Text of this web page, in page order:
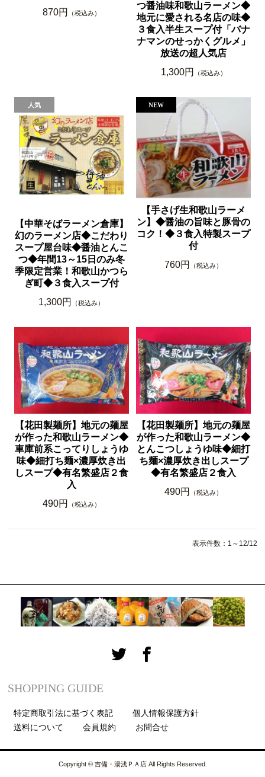
870円
（税込み）
つ醤油味和歌山ラーメン◆
地元に愛される名店の味◆
３食入半生スープ付「バナ
ナマンのせっかくグルメ」
放送の超人気店
1,300円
（税込み）
【中華そばラーメン倉庫】
幻のラーメン店◆こだわり
スープ屋台味◆醤油とんこ
つ◆年間13～15日のみ冬
季限定営業！和歌山かつら
ぎ町◆３食入スープ付
1,300円
（税込み）
【手さげ生和歌山ラーメ
ン】◆醤油の旨味と豚骨の
コク！◆３食入特製スープ
付
760円
（税込み）
【花田製麺所】地元の麺屋
が作った和歌山ラーメン◆
車庫前系こってりしょうゆ
味◆細打ち麺×濃厚炊き出
しスープ◆有名繁盛店２食
入
490円
（税込み）
【花田製麺所】地元の麺屋
が作った和歌山ラーメン◆
とんこつしょうゆ味◆細打
ち麺×濃厚炊き出しスープ
◆有名繁盛店２食入
490円
（税込み）
表示件数：1～12/12
SHOPPING GUIDE
特定商取引法に基づく表記
個人情報保護方針
送料について
会員規約 お問合せ
Copyright © 吉備・湯浅ＰＡ店 All Rights Reserved.